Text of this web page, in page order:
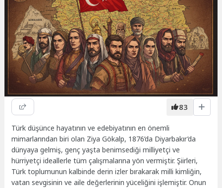
83
Türk düşünce hayatının ve edebiyatının en önemli
mimarlarından biri olan Ziya Gökalp, 1876’da Diyarbakır’da
dünyaya gelmiş, genç yaşta benimsediği milliyetçi ve
hürriyetçi ideallerle tüm çalışmalarına yön vermiştir. Şiirleri,
Türk toplumunun kalbinde derin izler bırakarak milli kimliğin,
vatan sevgisinin ve aile değerlerinin yüceliğini işlemiştir. Onun